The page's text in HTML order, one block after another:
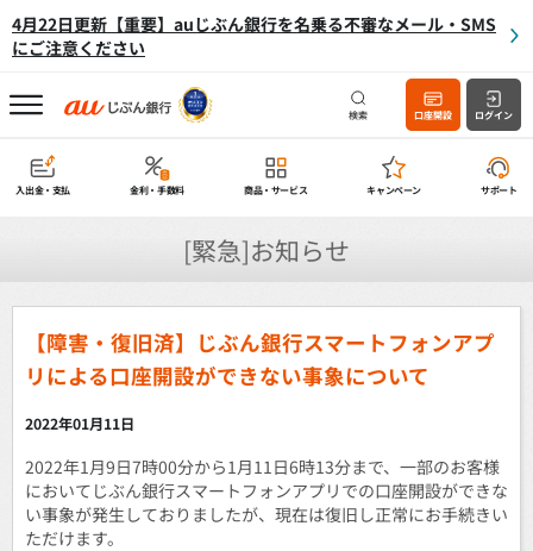
4月22日更新【重要】auじぶん銀行を名乗る不審なメール・SMS
にご注意ください
検索 口座開設 ログイン
入出金・支払 金利・手数料 商品・サービス キャンペーン サポート
[緊急]お知らせ
【障害・復旧済】じぶん銀行スマートフォンアプ
リによる口座開設ができない事象について
2022年01月11日
2022年1月9日7時00分から1月11日6時13分まで、一部のお客様
においてじぶん銀行スマートフォンアプリでの口座開設ができな
い事象が発生しておりましたが、現在は復旧し正常にお手続きい
ただけます。